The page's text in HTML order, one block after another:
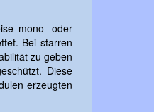
mono- oder
Bei starren
zu geben
Diese
erzeugten